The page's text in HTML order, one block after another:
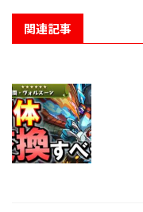
関連記事